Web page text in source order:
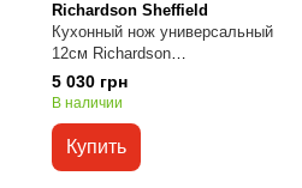
Richardson Sheffield
Кухонный нож универсальный
12см Richardson
R11012P131116
5 030 грн
В наличии
Купить